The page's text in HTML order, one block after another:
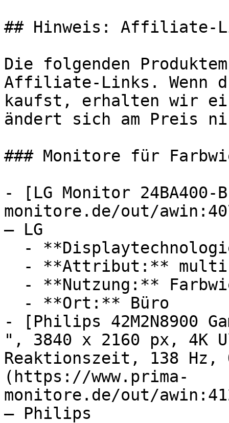
## Hinweis: Affiliate-
Die folgenden
Affiliate-Links. Wenn
kaufst, erhalten wir
ändert sich am Preis
### Monitore für
- [LG Monitor
monitore.de/out/
— LG
- [Philips 42M2N8900
", 3840 x 2160 px, 4K
Reaktionszeit, 138 Hz,
(https://www.prima-
monitore.de/out/
— Philips